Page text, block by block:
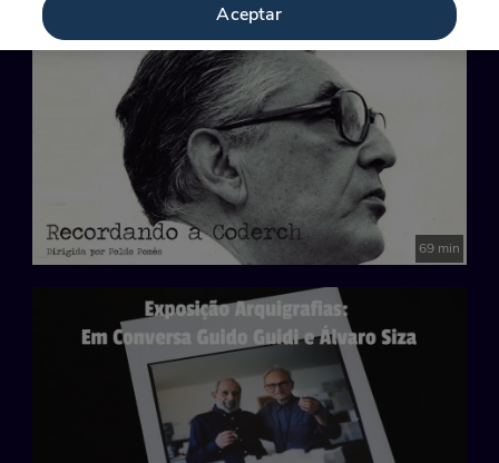
69 min
Aceptar